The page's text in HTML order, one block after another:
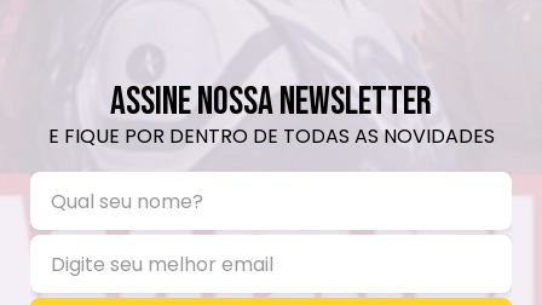
ASSINE NOSSA NEWSLETTER
E FIQUE POR DENTRO DE TODAS AS NOVIDADES